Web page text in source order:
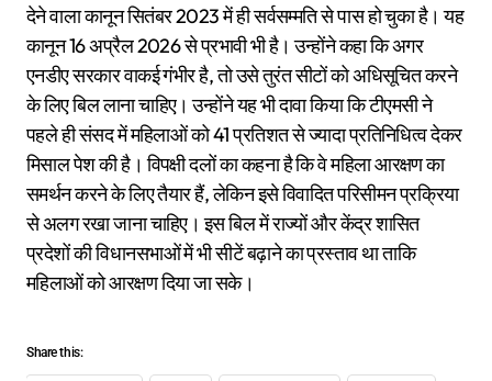
देने वाला कानून सितंबर 2023 में ही सर्वसम्मति से पास हो चुका है। यह
कानून 16 अप्रैल 2026 से प्रभावी भी है। उन्होंने कहा कि अगर
एनडीए सरकार वाकई गंभीर है, तो उसे तुरंत सीटों को अधिसूचित करने
के लिए बिल लाना चाहिए। उन्होंने यह भी दावा किया कि टीएमसी ने
पहले ही संसद में महिलाओं को 41 प्रतिशत से ज्यादा प्रतिनिधित्व देकर
मिसाल पेश की है। विपक्षी दलों का कहना है कि वे महिला आरक्षण का
समर्थन करने के लिए तैयार हैं, लेकिन इसे विवादित परिसीमन प्रक्रिया
से अलग रखा जाना चाहिए। इस बिल में राज्यों और केंद्र शासित
प्रदेशों की विधानसभाओं में भी सीटें बढ़ाने का प्रस्ताव था ताकि
महिलाओं को आरक्षण दिया जा सके।
Share this: